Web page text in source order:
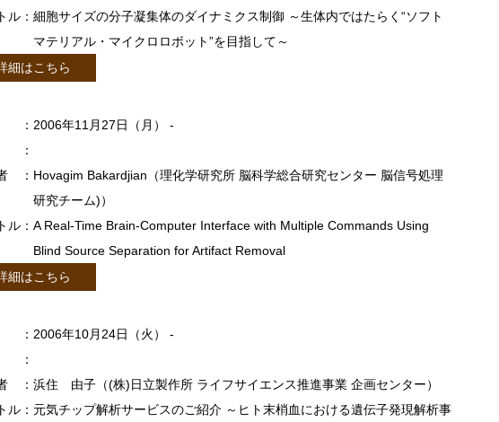
ル：細胞サイズの分子凝集体のダイナミクス制御 ～生体内ではたらく“ソフト
マテリアル・マイクロロボット”を目指して～
細はこちら
：2006年11月27日（月） -
：
：Hovagim Bakardjian（理化学研究所 脳科学総合研究センター 脳信号処理
研究チーム)）
ル：A Real-Time Brain-Computer Interface with Multiple Commands Using
Blind Source Separation for Artifact Removal
細はこちら
：2006年10月24日（火） -
：
：浜住 由子（(株)日立製作所 ライフサイエンス推進事業 企画センター）
ル：元気チップ解析サービスのご紹介 ～ヒト末梢血における遺伝子発現解析事